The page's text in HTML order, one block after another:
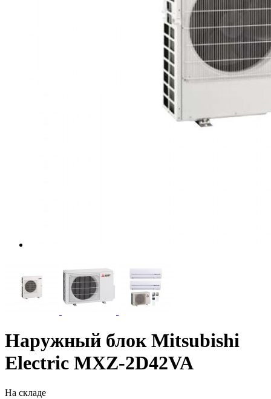
Наружный блок Mitsubishi
Electric MXZ-2D42VA
На складе